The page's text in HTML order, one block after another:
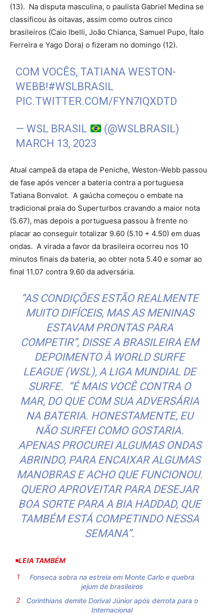
(13). Na disputa masculina, o paulista Gabriel Medina se
classificou às oitavas, assim como outros cinco
brasileiros (Caio Ibelli, João Chianca, Samuel Pupo, Ítalo
Ferreira e Yago Dora) o fizeram no domingo (12).
COM VOCÊS, TATIANA WESTON-
WEBB!#WSLBRASIL
PIC.TWITTER.COM/FYN7IQXDTD
— WSL BRASIL
(@WSLBRASIL)
MARCH 13, 2023
Atual campeã da etapa de Peniche, Weston-Webb passou
de fase após vencer a bateria contra a portuguesa
Tatiana Bonvalot. A gaúcha começou o embate na
tradicional praia do Superturbos cravando a maior nota
(5.67), mas depois a portuguesa passou à frente no
placar ao conseguir totalizar 9.60 (5.10 + 4.50) em duas
ondas. A virada a favor da brasileira ocorreu nos 10
minutos finais da bateria, ao obter nota 5.40 e somar ao
final 11.07 contra 9.60 da adversária.
“AS CONDIÇÕES ESTÃO REALMENTE
MUITO DIFÍCEIS, MAS AS MENINAS
ESTAVAM PRONTAS PARA
COMPETIR”, DISSE A BRASILEIRA EM
DEPOIMENTO À WORLD SURFE
LEAGUE (WSL), A LIGA MUNDIAL DE
SURFE. “É MAIS VOCÊ CONTRA O
MAR, DO QUE COM SUA ADVERSÁRIA
NA BATERIA. HONESTAMENTE, EU
NÃO SURFEI COMO GOSTARIA.
APENAS PROCUREI ALGUMAS ONDAS
ABRINDO, PARA ENCAIXAR ALGUMAS
MANOBRAS E ACHO QUE FUNCIONOU.
QUERO APROVEITAR PARA DESEJAR
BOA SORTE PARA A BIA HADDAD, QUE
TAMBÉM ESTÁ COMPETINDO NESSA
SEMANA”.
LEIA TAMBÉM
Fonseca sobra na estreia em Monte Carlo e quebra
jejum de brasileiros
Corinthians demite Dorival Júnior após derrota para o
Internacional